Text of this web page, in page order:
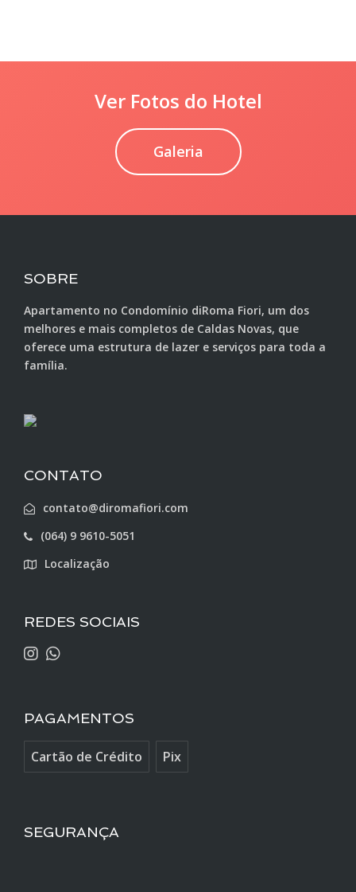
Ver Fotos do Hotel
Galeria
SOBRE
Apartamento no Condomínio diRoma Fiori, um dos
melhores e mais completos de Caldas Novas, que
oferece uma estrutura de lazer e serviços para toda a
família.
CONTATO
contato@diromafiori.com
(064) 9 9610-5051
Localização
REDES SOCIAIS
PAGAMENTOS
Cartão de Crédito Pix
SEGURANÇA